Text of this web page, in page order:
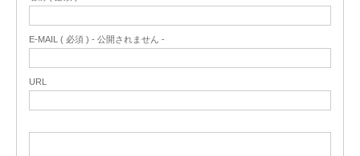
E-MAIL ( 必須 ) - 公開されません -
URL